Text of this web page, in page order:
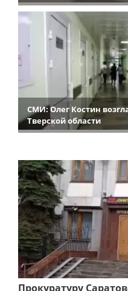
СМИ: Олег Костин
Тверской области
Прокуратуру